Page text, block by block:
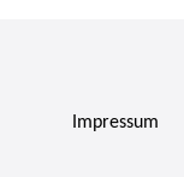
Impressum